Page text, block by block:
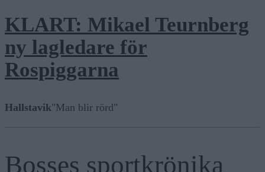
KLART: Mikael Teurnberg
ny lagledare för
Rospiggarna
Hallstavik"Man blir rörd"
Bosses sportkrönika